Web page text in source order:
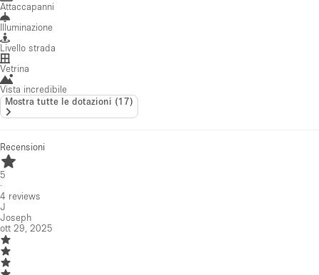
Attaccapanni
Illuminazione
Livello strada
Vetrina
Vista incredibile
Mostra tutte le dotazioni (17)
Recensioni
5
·
4 reviews
J
Joseph
ott 29, 2025